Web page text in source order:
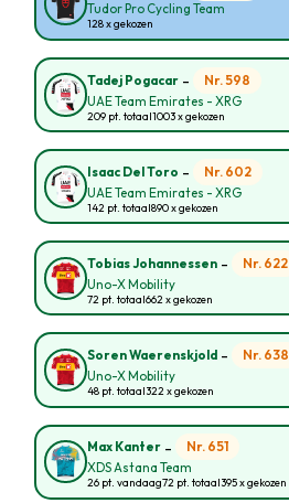
Tudor Pro Cycling Team
128 x gekozen
Tadej Pogacar - Nr. 598
UAE Team Emirates - XRG
209 pt. totaal1003 x gekozen
Isaac Del Toro - Nr. 602
UAE Team Emirates - XRG
142 pt. totaal890 x gekozen
Tobias Johannessen - Nr. 622
Uno-X Mobility
72 pt. totaal662 x gekozen
Soren Waerenskjold - Nr. 638
Uno-X Mobility
48 pt. totaal322 x gekozen
Max Kanter - Nr. 651
XDS Astana Team
26 pt. vandaag72 pt. totaal395 x gekozen